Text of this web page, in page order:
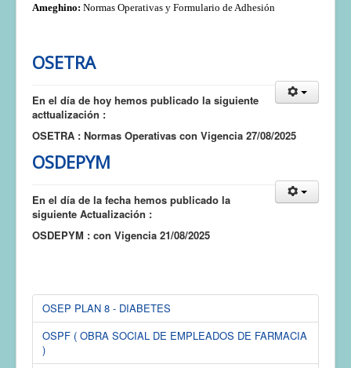
Ameghino: Normas Operativas y Formulario de Adhesión
OSETRA
En el día de hoy hemos publicado la siguiente
acttualización :
OSETRA : Normas Operativas con Vigencia 27/08/2025
OSDEPYM
En el día de la fecha hemos publicado la
siguiente Actualización :
OSDEPYM : con Vigencia 21/08/2025
OSEP PLAN 8 - DIABETES
OSPF ( OBRA SOCIAL DE EMPLEADOS DE FARMACIA
)